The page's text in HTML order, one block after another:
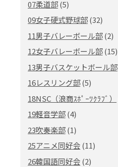
07柔道部(5)
09女子硬式野球部(32)
11男子バレーボール部(2)
12女子バレーボール部(15)
13男子バスケットボール部
16レスリング部(5)
18NSC（浪商ｽﾎﾟｰﾂｸﾗﾌﾞ）
19軽音学部(4)
23吹奏楽部(1)
25アニメ同好会(11)
26韓国語同好会(2)